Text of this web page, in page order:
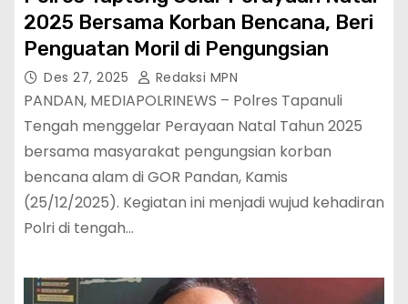
2025 Bersama Korban Bencana, Beri
Penguatan Moril di Pengungsian
Des 27, 2025 Redaksi MPN
‎PANDAN, MEDIAPOLRINEWS – Polres Tapanuli
Tengah menggelar Perayaan Natal Tahun 2025
bersama masyarakat pengungsian korban
bencana alam di GOR Pandan, Kamis
(25/12/2025). Kegiatan ini menjadi wujud kehadiran
Polri di tengah…